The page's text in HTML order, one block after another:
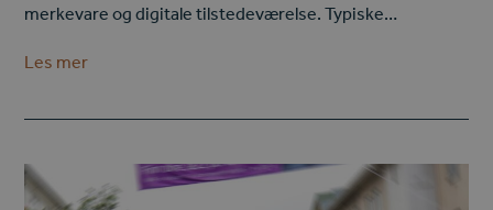
merkevare og digitale tilstedeværelse. Typiske…
Les mer